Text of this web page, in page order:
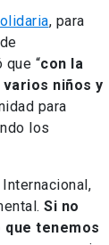
, para
que “con la
niños y
para
los
Si no
tenemos